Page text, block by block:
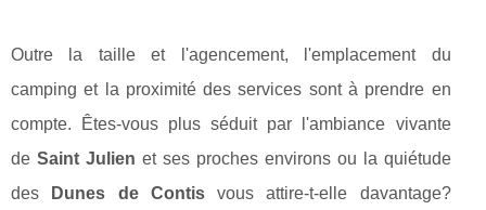
Outre la taille et l'agencement, l'emplacement du
camping et la proximité des services sont à prendre en
compte. Êtes-vous plus séduit par l'ambiance vivante
de Saint Julien et ses proches environs ou la quiétude
des
Dunes de Contisvous attire-t-elle davantage?